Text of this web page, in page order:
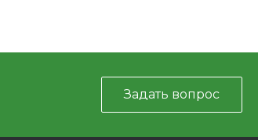
Задать вопрос